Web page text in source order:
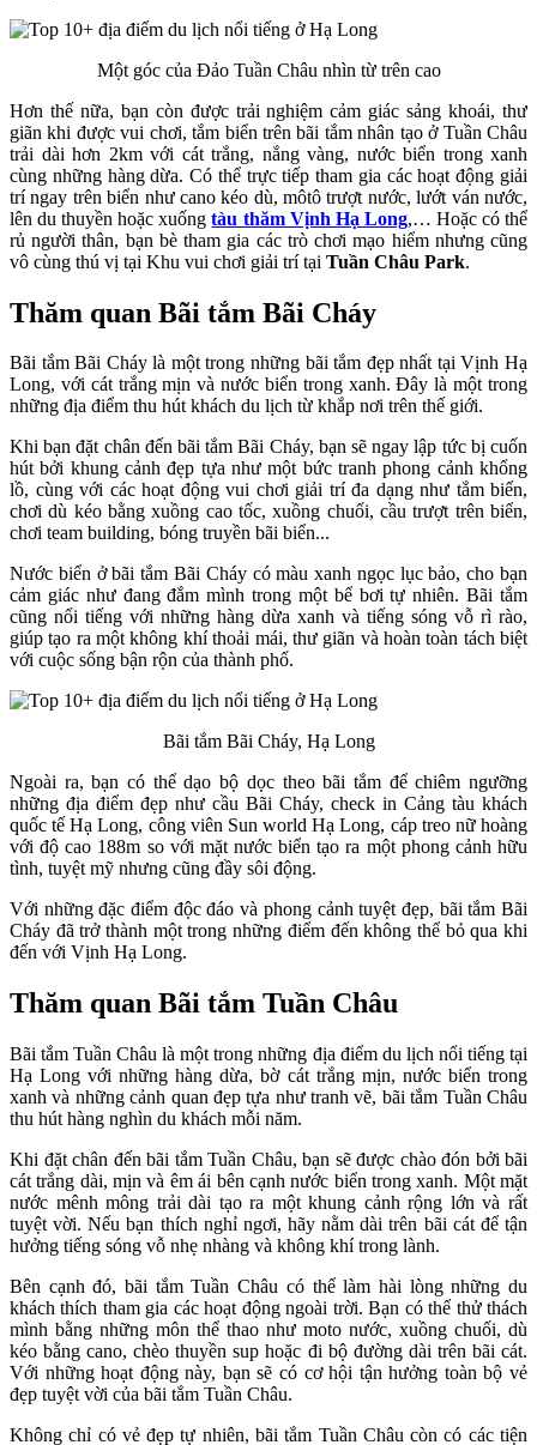
Một góc của Đảo Tuần Châu nhìn từ trên cao
Hơn thế nữa, bạn còn được trải nghiệm cảm giác sảng khoái, thư
giãn khi được vui chơi, tắm biển trên bãi tắm nhân tạo ở Tuần Châu
trải dài hơn 2km với cát trắng, nắng vàng, nước biển trong xanh
cùng những hàng dừa. Có thể trực tiếp tham gia các hoạt động giải
trí ngay trên biển như cano kéo dù, môtô trượt nước, lướt ván nước,
lên du thuyền hoặc xuống tàu thăm Vịnh Hạ Long,… Hoặc có thể
rủ người thân, bạn bè tham gia các trò chơi mạo hiểm nhưng cũng
vô cùng thú vị tại Khu vui chơi giải trí tại Tuần Châu Park.
Thăm quan Bãi tắm Bãi Cháy
Bãi tắm Bãi Cháy là một trong những bãi tắm đẹp nhất tại Vịnh Hạ
Long, với cát trắng mịn và nước biển trong xanh. Đây là một trong
những địa điểm thu hút khách du lịch từ khắp nơi trên thế giới.
Khi bạn đặt chân đến bãi tắm Bãi Cháy, bạn sẽ ngay lập tức bị cuốn
hút bởi khung cảnh đẹp tựa như một bức tranh phong cảnh khổng
lồ, cùng với các hoạt động vui chơi giải trí đa dạng như tắm biển,
chơi dù kéo bằng xuồng cao tốc, xuồng chuối, cầu trượt trên biển,
chơi team building, bóng truyền bãi biển...
Nước biển ở bãi tắm Bãi Cháy có màu xanh ngọc lục bảo, cho bạn
cảm giác như đang đắm mình trong một bể bơi tự nhiên. Bãi tắm
cũng nổi tiếng với những hàng dừa xanh và tiếng sóng vỗ rì rào,
giúp tạo ra một không khí thoải mái, thư giãn và hoàn toàn tách biệt
với cuộc sống bận rộn của thành phố.
Bãi tắm Bãi Cháy, Hạ Long
Ngoài ra, bạn có thể dạo bộ dọc theo bãi tắm để chiêm ngưỡng
những địa điểm đẹp như cầu Bãi Cháy, check in Cảng tàu khách
quốc tế Hạ Long, công viên Sun world Hạ Long, cáp treo nữ hoàng
với độ cao 188m so với mặt nước biển tạo ra một phong cảnh hữu
tình, tuyệt mỹ nhưng cũng đầy sôi động.
Với những đặc điểm độc đáo và phong cảnh tuyệt đẹp, bãi tắm Bãi
Cháy đã trở thành một trong những điểm đến không thể bỏ qua khi
đến với Vịnh Hạ Long.
Thăm quan Bãi tắm Tuần Châu
Bãi tắm Tuần Châu là một trong những địa điểm du lịch nổi tiếng tại
Hạ Long với những hàng dừa, bờ cát trắng mịn, nước biển trong
xanh và những cảnh quan đẹp tựa như tranh vẽ, bãi tắm Tuần Châu
thu hút hàng nghìn du khách mỗi năm.
Khi đặt chân đến bãi tắm Tuần Châu, bạn sẽ được chào đón bởi bãi
cát trắng dài, mịn và êm ái bên cạnh nước biển trong xanh. Một mặt
nước mênh mông trải dài tạo ra một khung cảnh rộng lớn và rất
tuyệt vời. Nếu bạn thích nghỉ ngơi, hãy nằm dài trên bãi cát để tận
hưởng tiếng sóng vỗ nhẹ nhàng và không khí trong lành.
Bên cạnh đó, bãi tắm Tuần Châu có thể làm hài lòng những du
khách thích tham gia các hoạt động ngoài trời. Bạn có thể thử thách
mình bằng những môn thể thao như moto nước, xuồng chuối, dù
kéo bằng cano, chèo thuyền sup hoặc đi bộ đường dài trên bãi cát.
Với những hoạt động này, bạn sẽ có cơ hội tận hưởng toàn bộ vẻ
đẹp tuyệt vời của bãi tắm Tuần Châu.
Không chỉ có vẻ đẹp tự nhiên, bãi tắm Tuần Châu còn có các tiện